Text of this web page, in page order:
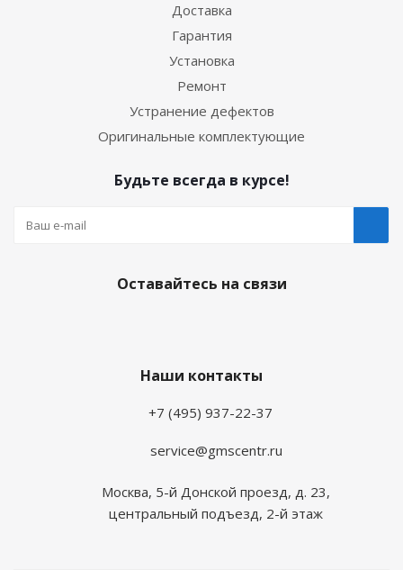
Доставка
Гарантия
Установка
Ремонт
Устранение дефектов
Оригинальные комплектующие
Будьте всегда в курсе!
Оставайтесь на связи
Наши контакты
+7 (495) 937-22-37
service@gmscentr.ru
Москва, 5-й Донской проезд, д. 23,
центральный подъезд, 2-й этаж